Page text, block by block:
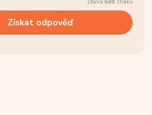
Zbývá 500 znaků